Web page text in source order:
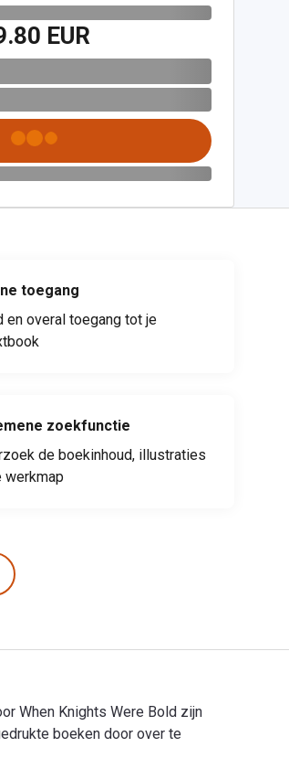
EUR
toegang
en overal toegang tot je
zoekfunctie
de boekinhoud, illustraties
werkmap
When Knights Were Bold zijn
boeken door over te